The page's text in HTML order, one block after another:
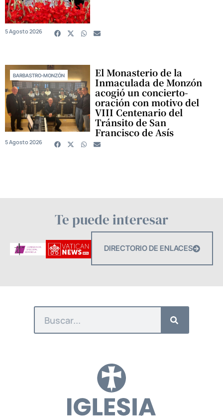
5 Agosto 2026
BARBASTRO-MONZÓN El Monasterio de la
Inmaculada de Monzón
acogió un concierto-
oración con motivo del
VIII Centenario del
Tránsito de San
Francisco de Asís
5 Agosto 2026
Te puede interesar
DIRECTORIO DE ENLACES